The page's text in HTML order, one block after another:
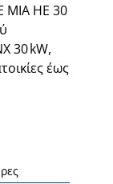
MIA HE 30
30 kW,
έως